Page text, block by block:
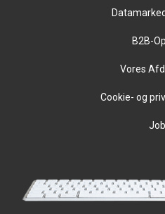
B2B-
Vores
Cookie- og
Job